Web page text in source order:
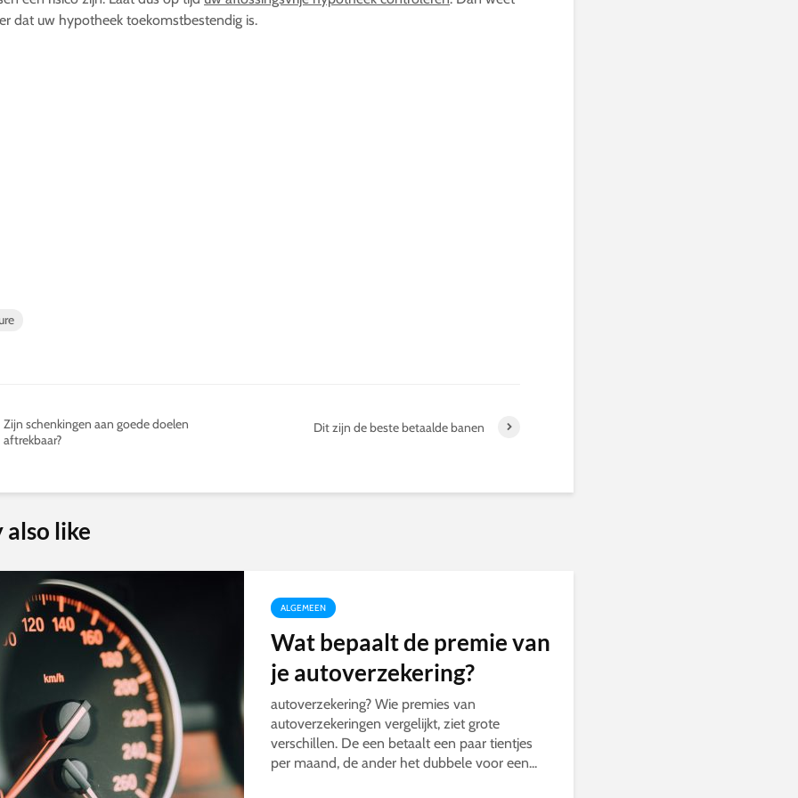
dat uw hypotheek toekomstbestendig is.
Zijn schenkingen aan goede doelen
aftrekbaar?
Dit zijn de beste betaalde banen
also like
ALGEMEEN
Wat bepaalt de premie van
je autoverzekering?
autoverzekering? Wie premies van
autoverzekeringen vergelijkt, ziet grote
verschillen. De een betaalt een paar tientjes
per maand, de ander het dubbele voor een...